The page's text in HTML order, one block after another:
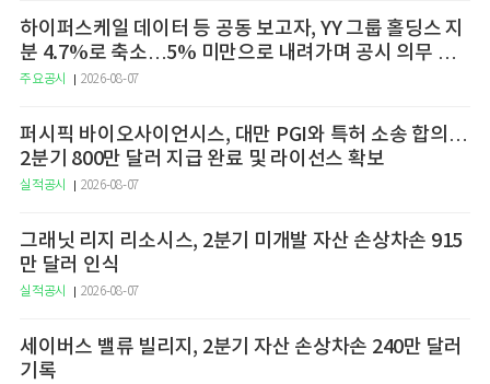
하이퍼스케일 데이터 등 공동 보고자, YY 그룹 홀딩스 지
분 4.7%로 축소…5% 미만으로 내려가며 공시 의무 종
료
주요공시 2026-08-07
퍼시픽 바이오사이언시스, 대만 PGI와 특허 소송 합의…
2분기 800만 달러 지급 완료 및 라이선스 확보
실적공시 2026-08-07
그래닛 리지 리소시스, 2분기 미개발 자산 손상차손 915
만 달러 인식
실적공시 2026-08-07
세이버스 밸류 빌리지, 2분기 자산 손상차손 240만 달러
기록